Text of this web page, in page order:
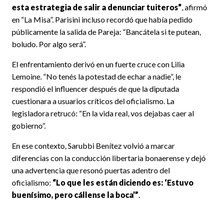
esta estrategia de salir a denunciar tuiteros”, afirmó
en “La Misa”. Parisini incluso recordó que había pedido
públicamente la salida de Pareja: “Bancátela si te putean,
boludo. Por algo será”.
El enfrentamiento derivó en un fuerte cruce con Lilia
Lemoine. “No tenés la potestad de echar a nadie”, le
respondió el influencer después de que la diputada
cuestionara a usuarios críticos del oficialismo. La
legisladora retrucó: “En la vida real, vos dejabas caer al
gobierno”.
En ese contexto, Sarubbi Benítez volvió a marcar
diferencias con la conducción libertaria bonaerense y dejó
una advertencia que resonó puertas adentro del
oficialismo: “Lo que les están diciendo es: ‘Estuvo
buenísimo, pero cállense la boca’”.